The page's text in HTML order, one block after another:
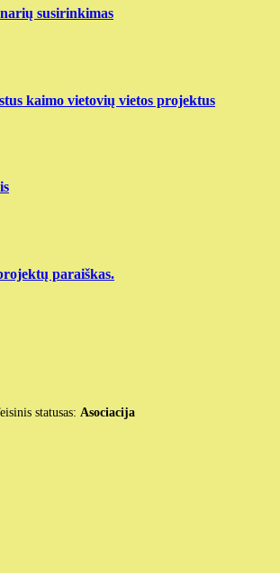
susirinkimas
kaimo vietovių vietos projektus
paraiškas.
statusas: Asociacija